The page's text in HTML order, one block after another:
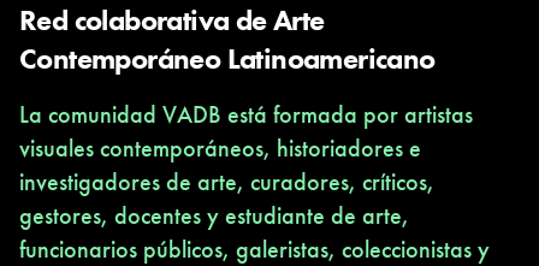
Red colaborativa de Arte
Contemporáneo Latinoamericano
La comunidad VADB está formada por artistas
visuales contemporáneos, historiadores e
investigadores de arte, curadores, críticos,
gestores, docentes y estudiante de arte,
funcionarios públicos, galeristas, coleccionistas y